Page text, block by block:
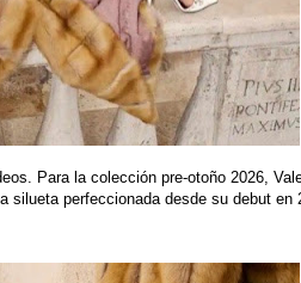
Para la colección pre-otoño 2026,
silueta perfeccionada desde su debut en